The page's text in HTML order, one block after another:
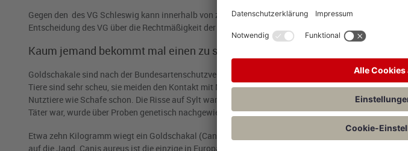
Gegen den des VG Schleswig kann innerhalb von zwei Wochen Beschwerde beim OVG Schleswig-
Entscheidung des VG über die Rechtmäßigkeit der Ausnahmegenehmigung werde demnächst
Kaum jemand bekommt mal einen zu sehen
Goldschakale sind nach der Bundesartenschutzverordnung besonders geschützt und gehören
Tiere sind sehr scheu, sie meiden den Kontakt mit Menschen und sind nur selten zu sehen. Für
Nutztiere wie Schafe schon. Die Risse auf Sylt waren seit dem 19. Mai entdeckt worden. Dass ein
Täter war, wurde über Proben genetisch nachgewiesen.
Etwa zehn Kilogramm wiegt ein Goldschakal (Canis aureus). Er ist größer als ein Fuchs, kleiner als
auf die Jagd. Canis aureus ist die einzige in Europa vorkommende Schakalart. In der afrikanischen